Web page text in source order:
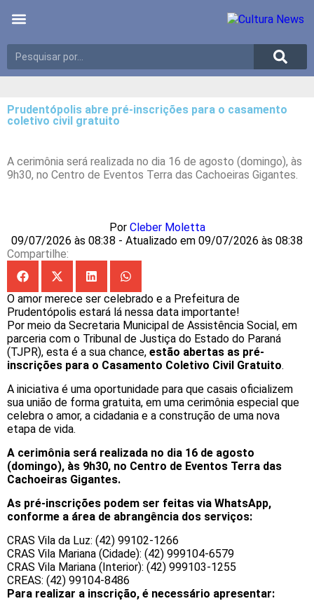
Prudentópolis abre pré-inscrições para o casamento
coletivo civil gratuito
A cerimônia será realizada no dia 16 de agosto (domingo), às
9h30, no Centro de Eventos Terra das Cachoeiras Gigantes.
Por Cleber Moletta
09/07/2026 às 08:38 - Atualizado em 09/07/2026 às 08:38
Compartilhe:
O amor merece ser celebrado e a Prefeitura de
Prudentópolis estará lá nessa data importante!
Por meio da Secretaria Municipal de Assistência Social, em
parceria com o Tribunal de Justiça do Estado do Paraná
(TJPR), esta é a sua chance, estão abertas as pré-
inscrições para o Casamento Coletivo Civil Gratuito.
A iniciativa é uma oportunidade para que casais oficializem
sua união de forma gratuita, em uma cerimônia especial que
celebra o amor, a cidadania e a construção de uma nova
etapa de vida.
A cerimônia será realizada no dia 16 de agosto
(domingo), às 9h30, no Centro de Eventos Terra das
Cachoeiras Gigantes.
As pré-inscrições podem ser feitas via WhatsApp,
conforme a área de abrangência dos serviços:
CRAS Vila da Luz: (42) 99102-1266
CRAS Vila Mariana (Cidade): (42) 999104-6579
CRAS Vila Mariana (Interior): (42) 999103-1255
CREAS: (42) 99104-8486
Para realizar a inscrição, é necessário apresentar: